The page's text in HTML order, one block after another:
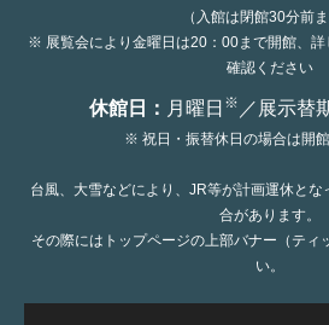
（入館は閉館30分前ま
※ 展覧会により金曜日は20：00まで開館、
確認ください
休館日： 月曜日 ※ ／展示替
※ 祝日・振替休日の場合は開
台風、大雪などにより、JR等が計画運休と
合があります。
その際にはトップページの上部バナー（ティ
い。